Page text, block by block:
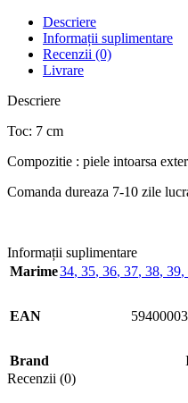
Descriere
Informații suplimentare
Recenzii (0)
Livrare
Descriere
Toc: 7 cm
Compozitie : piele intoarsa
Comanda dureaza 7-10 zile
Informații suplimentare
Marime34, 35, 36, 37, 38, 39,
EAN
Brand
Recenzii (0)